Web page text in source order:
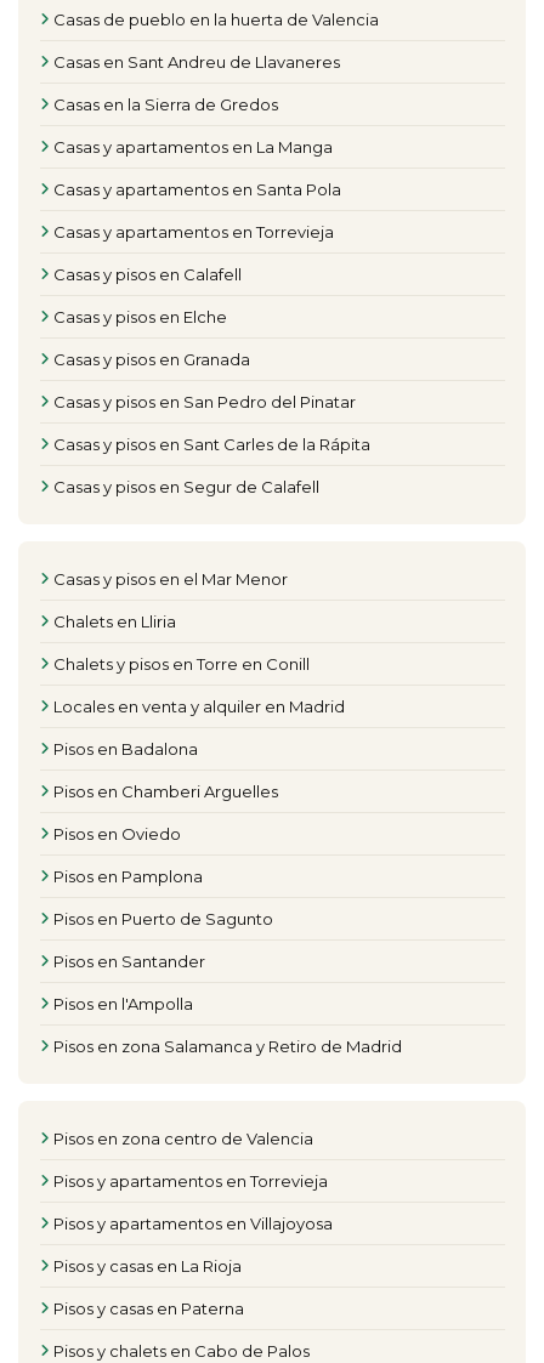
Casas de pueblo en la huerta de Valencia
Casas en Sant Andreu de Llavaneres
Casas en la Sierra de Gredos
Casas y apartamentos en La Manga
Casas y apartamentos en Santa Pola
Casas y apartamentos en Torrevieja
Casas y pisos en Calafell
Casas y pisos en Elche
Casas y pisos en Granada
Casas y pisos en San Pedro del Pinatar
Casas y pisos en Sant Carles de la Rápita
Casas y pisos en Segur de Calafell
Casas y pisos en el Mar Menor
Chalets en Lliria
Chalets y pisos en Torre en Conill
Locales en venta y alquiler en Madrid
Pisos en Badalona
Pisos en Chamberi Arguelles
Pisos en Oviedo
Pisos en Pamplona
Pisos en Puerto de Sagunto
Pisos en Santander
Pisos en l'Ampolla
Pisos en zona Salamanca y Retiro de Madrid
Pisos en zona centro de Valencia
Pisos y apartamentos en Torrevieja
Pisos y apartamentos en Villajoyosa
Pisos y casas en La Rioja
Pisos y casas en Paterna
Pisos y chalets en Cabo de Palos